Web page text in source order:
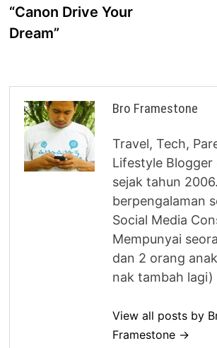
“Canon Drive Your
Dream”
Bro Framestone
Travel, Tech,
Lifestyle Blogger
sejak tahun
berpengalaman
Social Media
Mempunyai
dan 2 orang
nak tambah lagi)
View all posts by
Framestone →